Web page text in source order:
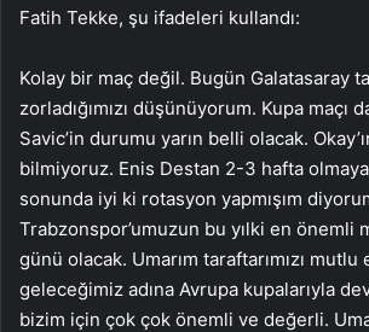
Fatih Tekke, şu ifadeleri kullandı:
Kolay bir maç değil. Bugün Galatasaray
zorladığımızı düşünüyorum. Kupa maçı
Savic’in durumu yarın belli olacak.
bilmiyoruz. Enis Destan 2-3 hafta
sonunda iyi ki rotasyon yapmışım
Trabzonspor’umuzun bu yılki en önemli
günü olacak. Umarım taraftarımızı mutlu
geleceğimiz adına Avrupa kupalarıyla
bizim için çok çok önemli ve değerli.